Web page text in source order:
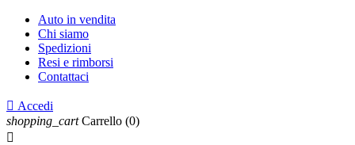
Auto in vendita
Chi siamo
Spedizioni
Resi e rimborsi
Contattaci
 Accedi
shopping_cart Carrello (0)
